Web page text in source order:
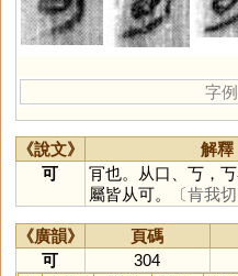
字
《說文》 解釋
可
肎也。从口、丂，
屬皆从可。
〔肯我切
《廣韻》 頁碼
可
304